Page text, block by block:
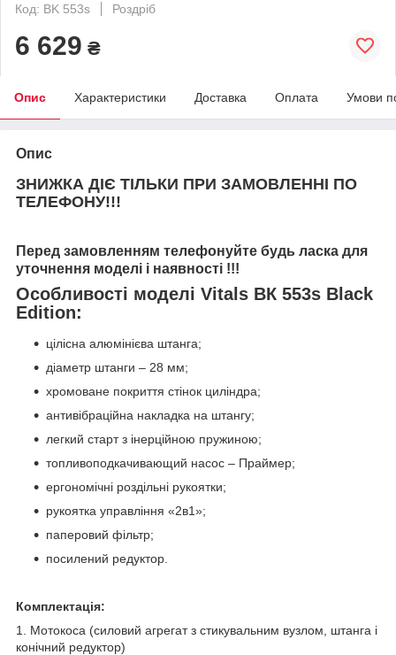
Код: BK 553s
Роздріб
6 629 ₴
Опис Характеристики Доставка Оплата Умови
Опис
ЗНИЖКА ДІЄ ТІЛЬКИ ПРИ ЗАМОВЛЕННІ ПО
ТЕЛЕФОНУ!!!
Перед замовленням телефонуйте будь ласка для
уточнення моделі і наявності !!!
Особливості моделі Vitals ВК 553s Black
Edition:
цілісна алюмінієва штанга;
діаметр штанги – 28 мм;
хромоване покриття стінок циліндра;
антивібраційна накладка на штангу;
легкий старт з інерційною пружиною;
топливоподкачивающий насос – Праймер;
ергономічні роздільні рукоятки;
рукоятка управління «2в1»;
паперовий фільтр;
посилений редуктор.
Комплектація:
1. Мотокоса (силовий агрегат з стикувальним вузлом, штанга і
конічний редуктор)